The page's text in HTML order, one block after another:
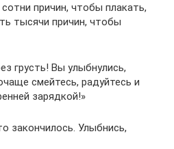
причин, чтобы плакать,
тысячи причин, чтобы
грусть! Вы улыбнулись,
смейтесь, радуйтесь и
зарядкой!»
закончилось. Улыбнись,